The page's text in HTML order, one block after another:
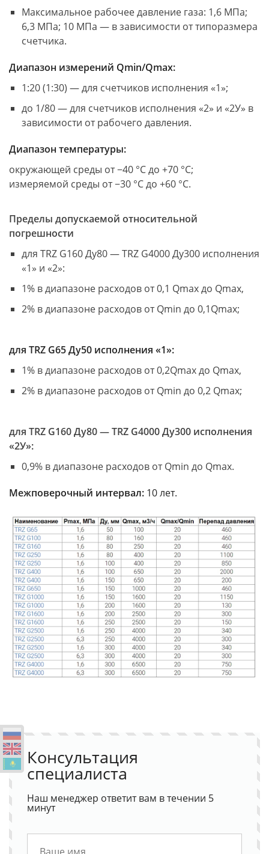
Максимальное рабочее давление газа: 1,6 МПа;
6,3 МПа; 10 МПа — в зависимости от типоразмера
счетчика.
Диапазон измерений Qmin/Qmax:
1:20 (1:30) — для счетчиков исполнения «1»;
до 1/80 — для счетчиков исполнения «2» и «2У» в
зависимости от рабочего давления.
Диапазон температуры:
окружающей среды от −40 °С до +70 °С;
измеряемой среды от −30 °С до +60 °С.
Пределы допускаемой относительной
погрешности
для TRZ G160 Ду80 — TRZ G4000 Ду300 исполнения
«1» и «2»:
1% в диапазоне расходов от 0,1 Qmax до Qmax,
2% в диапазоне расходов от Qmin до 0,1Qmax;
для TRZ G65 Ду50 исполнения «1»:
1% в диапазоне расходов от 0,2Qmax до Qmax,
2% в диапазоне расходов от Qmin до 0,2 Qmax;
для TRZ G160 Ду80 — TRZ G4000 Ду300 исполнения
«2У»:
0,9% в диапазоне расходов от Qmin до Qmax.
Межповерочный интервал: 10 лет.
Консультация
специалиста
Наш менеджер ответит вам в течении 5
минут